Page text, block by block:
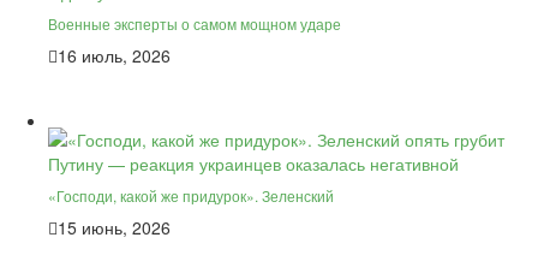
Военные эксперты о самом мощном ударе
16 июль, 2026
«Господи, какой же придурок». Зеленский
15 июнь, 2026